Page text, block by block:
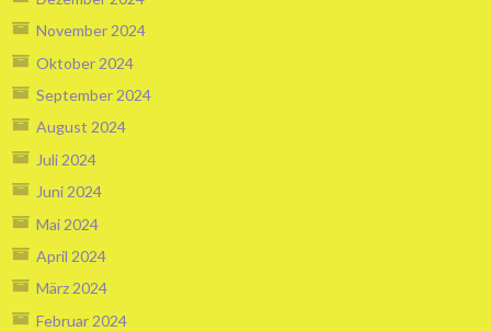
November 2024
Oktober 2024
September 2024
August 2024
Juli 2024
Juni 2024
Mai 2024
April 2024
März 2024
Februar 2024